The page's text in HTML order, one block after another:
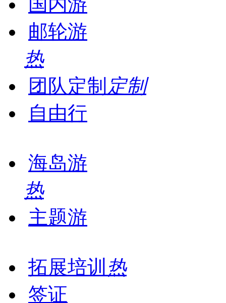
邮轮游
热
团队定制 定制
自由行
海岛游
热
主题游
拓展培训 热
签证